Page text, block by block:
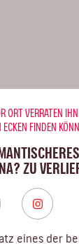
ORT VERRATEN
ECKEN FINDEN
ZU
eines der